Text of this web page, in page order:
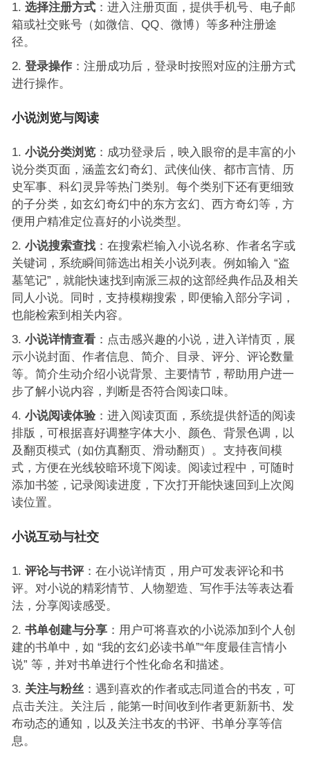
选择注册方式：进入注册页面，提供手机号、电子邮
箱或社交账号（如微信、QQ、微博）等多种注册途
径。
登录操作：注册成功后，登录时按照对应的注册方式
进行操作。
小说浏览与阅读
小说分类浏览：成功登录后，映入眼帘的是丰富的小
说分类页面，涵盖玄幻奇幻、武侠仙侠、都市言情、历
史军事、科幻灵异等热门类别。每个类别下还有更细致
的子分类，如玄幻奇幻中的东方玄幻、西方奇幻等，方
便用户精准定位喜好的小说类型。
小说搜索查找：在搜索栏输入小说名称、作者名字或
关键词，系统瞬间筛选出相关小说列表。例如输入 “盗
墓笔记”，就能快速找到南派三叔的这部经典作品及相关
同人小说。同时，支持模糊搜索，即便输入部分字词，
也能检索到相关内容。
小说详情查看：点击感兴趣的小说，进入详情页，展
示小说封面、作者信息、简介、目录、评分、评论数量
等。简介生动介绍小说背景、主要情节，帮助用户进一
步了解小说内容，判断是否符合阅读口味。
小说阅读体验：进入阅读页面，系统提供舒适的阅读
排版，可根据喜好调整字体大小、颜色、背景色调，以
及翻页模式（如仿真翻页、滑动翻页）。支持夜间模
式，方便在光线较暗环境下阅读。阅读过程中，可随时
添加书签，记录阅读进度，下次打开能快速回到上次阅
读位置。
小说互动与社交
评论与书评：在小说详情页，用户可发表评论和书
评。对小说的精彩情节、人物塑造、写作手法等表达看
法，分享阅读感受。
书单创建与分享：用户可将喜欢的小说添加到个人创
建的书单中，如 “我的玄幻必读书单”“年度最佳言情小
说” 等，并对书单进行个性化命名和描述。
关注与粉丝：遇到喜欢的作者或志同道合的书友，可
点击关注。关注后，能第一时间收到作者更新新书、发
布动态的通知，以及关注书友的书评、书单分享等信
息。